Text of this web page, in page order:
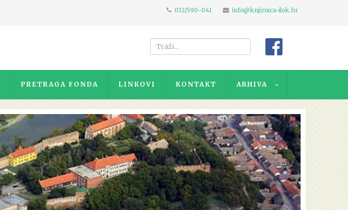
032/590-041 info@knjiznica-ilok.hr
PRETRAGA FONDA LINKOVI KONTAKT ARHIVA